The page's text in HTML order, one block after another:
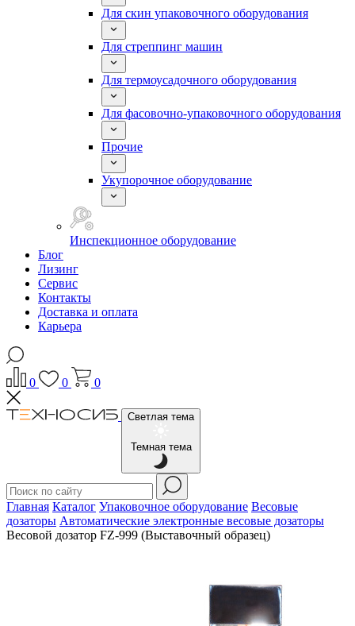
Для скин упаковочного оборудования
Для стреппинг машин
Для термоусадочного оборудования
Для фасовочно-упаковочного оборудования
Прочие
Укупорочное оборудование
Инспекционное оборудование
Блог
Лизинг
Сервис
Контакты
Доставка и оплата
Карьера
0 0 0
Светлая тема
Темная тема
Главная Каталог Упаковочное оборудование Весовые
дозаторы Автоматические электронные весовые дозаторы
Весовой дозатор FZ-999 (Выставочный образец)